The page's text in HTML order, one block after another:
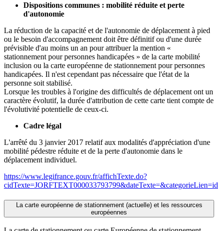
Dispositions communes : mobilité réduite et perte
d'autonomie
La réduction de la capacité et de l'autonomie de déplacement à pied
ou le besoin d'accompagnement doit être définitif ou d'une durée
prévisible d'au moins un an pour attribuer la mention «
stationnement pour personnes handicapées » de la carte mobilité
inclusion ou la carte européenne de stationnement pour personnes
handicapées. Il n'est cependant pas nécessaire que l'état de la
personne soit stabilisé.
Lorsque les troubles à l'origine des difficultés de déplacement ont un
caractère évolutif, la durée d'attribution de cette carte tient compte de
l'évolutivité potentielle de ceux-ci.
Cadre légal
L'arrêté du 3 janvier 2017 relatif aux modalités d'appréciation d'une
mobilité pédestre réduite et de la perte d'autonomie dans le
déplacement individuel.
https://www.legifrance.gouv.fr/affichTexte.do?
cidTexte=JORFTEXT000033793799&dateTexte=&categorieLien=id
La carte européenne de stationnement (actuelle) et les ressources
européennes